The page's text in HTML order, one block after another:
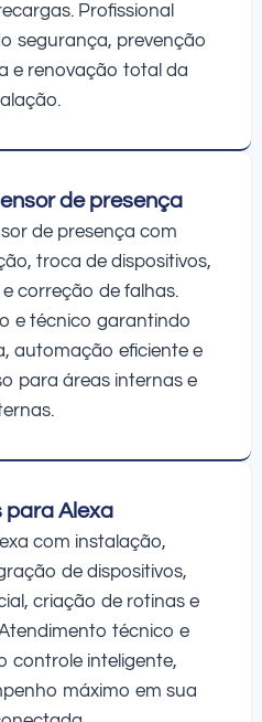
Profissional
segurança, prevenção
e renovação total da
de presença
de presença com
troca de dispositivos,
correção de falhas.
e técnico garantindo
automação eficiente e
para áreas internas e
para Alexa
com instalação,
de dispositivos,
criação de rotinas e
técnico e
controle inteligente,
máximo em sua